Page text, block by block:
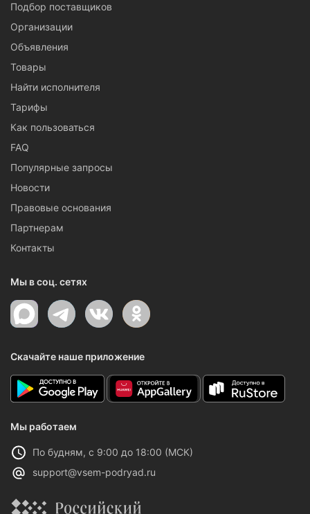
Подбор поставщиков
Организации
Объявления
Товары
Найти исполнителя
Тарифы
Как пользоваться
FAQ
Популярные запросы
Новости
Правовые основания
Партнерам
Контакты
Мы в соц. сетях
Скачайте наше приложение
Мы работаем
По будням, с 9:00 до 18:00 (МСК)
support@vsem-podryad.ru